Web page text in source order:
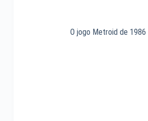
O jogo Metroid de 1986